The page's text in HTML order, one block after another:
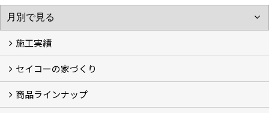
施工実績
フォトギャラリー
完工事例
お客様の声
セイコーの家づくり
家づくりコンセプト (2)
家づくりの特徴 (16)
□高性能住宅 (4)
□OMソーラーハウス (5)
□55歳からの家づくり
□わざわ座
□快適性 (4)
□光熱費 (3)
家づくりコラム
メンテナンス
商品ラインナップ